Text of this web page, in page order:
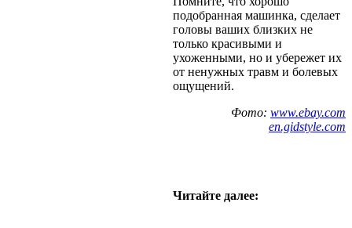
подобранная машинка, сделает
головы ваших близких не
только красивыми и
ухоженными, но и убережет их
от ненужных травм и болевых
ощущений.
Фото: www.ebay.com
en.gidstyle.com
Читайте далее: